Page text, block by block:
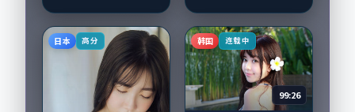
舒淇与配角群戏并
重。影片2024年面世
后...
日本 高分 韩国 连载中
99:26